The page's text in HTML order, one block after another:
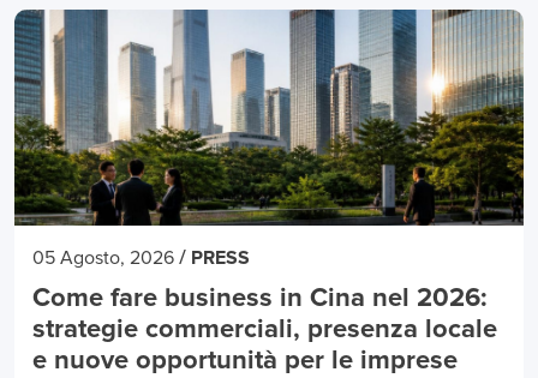
05 Agosto, 2026 / PRESS
Come fare business in Cina nel 2026:
strategie commerciali, presenza locale
e nuove opportunità per le imprese